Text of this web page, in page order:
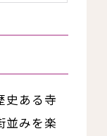
史ある寺
並みを楽